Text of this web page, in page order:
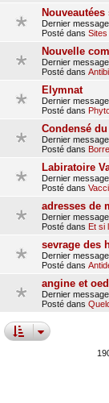
Dernier
Posté dans
Nouvelle
Dernier
Posté dans
Elymnat
Dernier
Posté dans
Condensé
Dernier
Posté dans
Labiratoire
Dernier
Posté dans
adresses de
Dernier
Posté dans Et si
sevrage des
Dernier
Posté dans
angine et
Dernier
Posté dans